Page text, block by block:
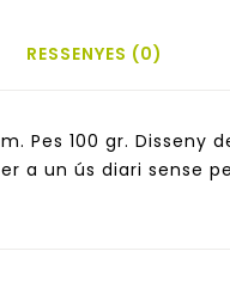
RESSENYES (0)
Pes 100 gr. Disseny
a un ús diari sense